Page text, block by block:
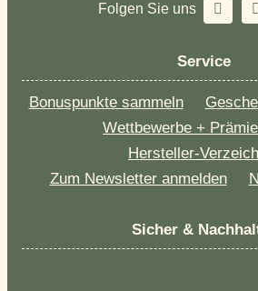
Folgen Sie uns
Service
Bonuspunkte sammeln
Wettbewerbe +
Hersteller-
Zum Newsletter anmelden
Sicher &